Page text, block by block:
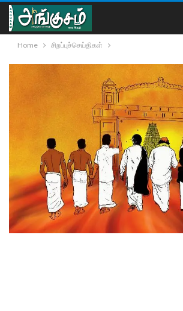
Home சிறப்புச்செய்திகள்